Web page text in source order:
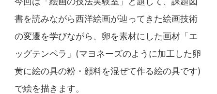
書を読みながら西洋絵画が辿ってきた絵画技術
の変遷を学びながら、 卵を素材にした画材「エ
ッグテンペラ」(マヨネーズのよ うに加工した卵
黄に絵の具の粉・顔料を混ぜて作る絵の具です)
で絵を描きます。